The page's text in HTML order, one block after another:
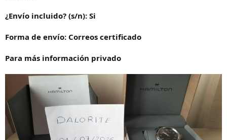
¿Envío incluido? (s/n): Si
Forma de envío: Correos certificado
Para más información privado